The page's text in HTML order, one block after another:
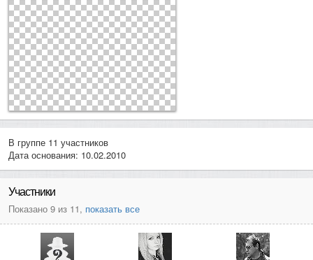
В группе 11 участников
Дата основания: 10.02.2010
Участники
Показано 9 из 11, показать все